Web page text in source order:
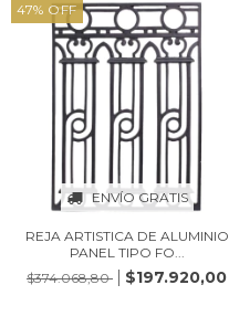
47% OFF
ENVÍO GRATIS
REJA ARTISTICA DE ALUMINIO
PANEL TIPO FO...
$374.068,80
$197.920,00